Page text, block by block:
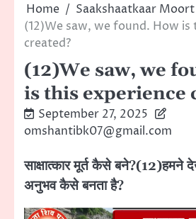
Home
Saakshaatkaar Moort
(12)We saw, we found. How is
created?
(12)We saw, we
is this experience
September 27, 2025
omshantibk07@gmail.com
साक्षात्कार मूर्त कैसे बने?(12)हमने
अनुभव कैसे बनता है?